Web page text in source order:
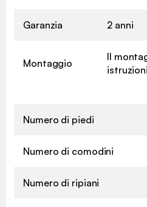
Garanzia 2 anni
Montaggio
Il
Numero di piedi
Numero di comodini
Numero di ripiani